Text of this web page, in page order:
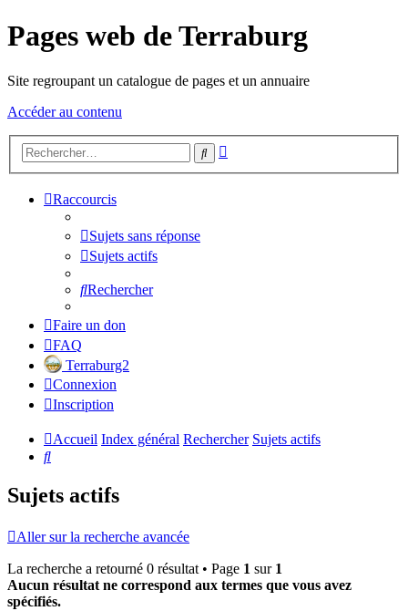
Pages web de Terraburg
Site regroupant un catalogue de pages et un annuaire
Accéder au contenu
Rechercher
Raccourcis
Sujets sans réponse
Sujets actifs
Rechercher
Faire un don
FAQ
Terraburg2
Connexion
Inscription
Accueil Index général Rechercher Sujets actifs
Rechercher
Sujets actifs
Aller sur la recherche avancée
La recherche a retourné 0 résultat • Page 1 sur 1
Aucun résultat ne correspond aux termes que vous avez
spécifiés.